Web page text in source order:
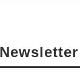
Newsletter